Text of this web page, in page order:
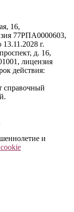
16,
77РПА0000603,
г.
д. 16,
лицензия
действия:
справочный
и